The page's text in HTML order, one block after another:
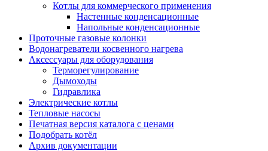
Котлы для коммерческого применения
Настенные конденсационные
Напольные конденсационные
Проточные газовые колонки
Водонагреватели косвенного нагрева
Аксессуары для оборудования
Терморегулирование
Дымоходы
Гидравлика
Электрические котлы
Тепловые насосы
Печатная версия каталога с ценами
Подобрать котёл
Архив документации